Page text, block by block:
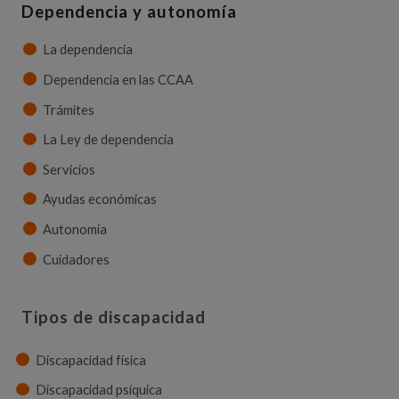
Dependencia y autonomía
La dependencia
Dependencia en las CCAA
Trámites
La Ley de dependencia
Servicios
Ayudas económicas
Autonomía
Cuidadores
Tipos de discapacidad
Discapacidad física
Discapacidad psíquica